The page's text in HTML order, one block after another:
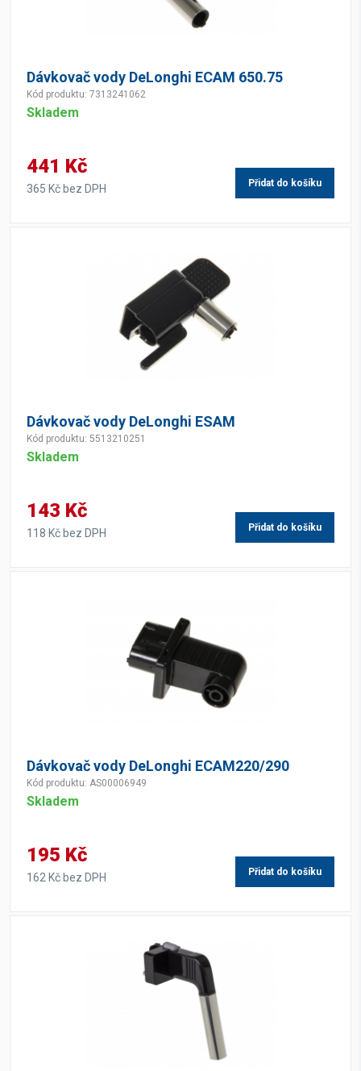
Dávkovač vody DeLonghi ECAM 650.75
Kód produktu: 7313241062
Skladem
441 Kč
365 Kč bez DPH Přidat do košíku
Dávkovač vody DeLonghi ESAM
Kód produktu: 5513210251
Skladem
143 Kč
118 Kč bez DPH Přidat do košíku
Dávkovač vody DeLonghi ECAM220/290
Kód produktu: AS00006949
Skladem
195 Kč
162 Kč bez DPH Přidat do košíku